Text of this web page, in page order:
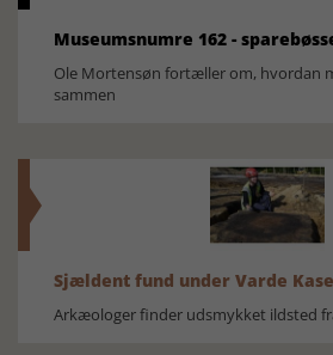
Museumsnumre 162 -
Ole Mortensøn fortæller om, hvordan
sammen
Sjældent fund under Varde
Arkæologer finder udsmykket ildsted